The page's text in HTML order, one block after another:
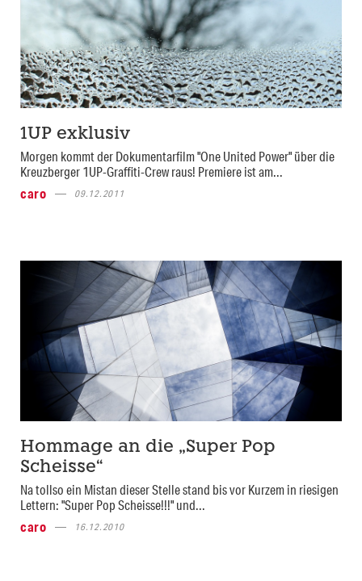
1UP exklusiv
Morgen kommt der Dokumentarfilm "One United Power" über die
Kreuzberger 1UP-Graffiti-Crew raus! Premiere ist am...
caro
09.12.2011
Hommage an die „Super Pop
Scheisse“
Na tollso ein Mistan dieser Stelle stand bis vor Kurzem in riesigen
Lettern: "Super Pop Scheisse!!!" und...
caro
16.12.2010